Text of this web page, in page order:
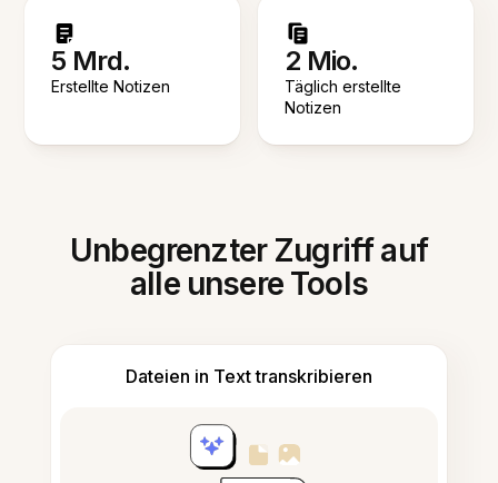
5 Mrd.
Erstellte Notizen
2 Mio.
Täglich erstellte
Notizen
Unbegrenzter Zugriff auf
alle unsere Tools
Dateien in Text transkribieren